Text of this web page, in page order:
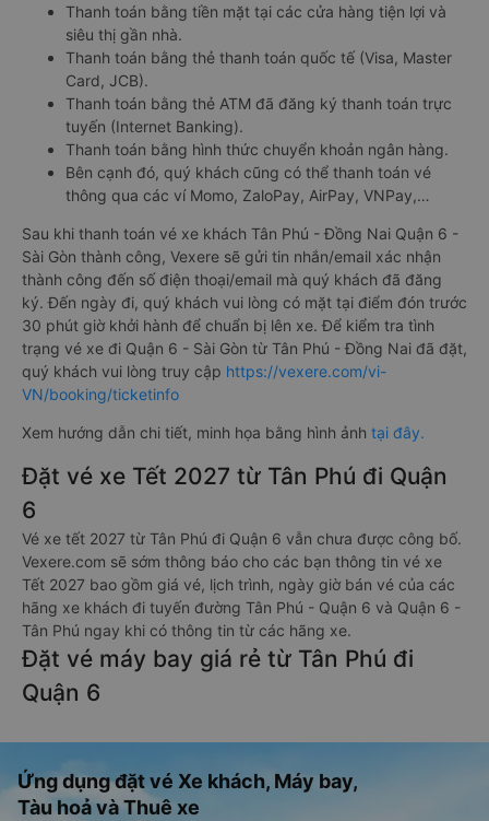
Thanh toán bằng tiền mặt tại các cửa hàng tiện lợi và
siêu thị gần nhà.
Thanh toán bằng thẻ thanh toán quốc tế (Visa, Master
Card, JCB).
Thanh toán bằng thẻ ATM đã đăng ký thanh toán trực
tuyến (Internet Banking).
Thanh toán bằng hình thức chuyển khoản ngân hàng.
Bên cạnh đó, quý khách cũng có thể thanh toán vé
thông qua các ví Momo, ZaloPay, AirPay, VNPay,…
Sau khi thanh toán vé xe khách Tân Phú - Đồng Nai Quận 6 -
Sài Gòn thành công, Vexere sẽ gửi tin nhắn/email xác nhận
thành công đến số điện thoại/email mà quý khách đã đăng
ký. Đến ngày đi, quý khách vui lòng có mặt tại điểm đón trước
30 phút giờ khởi hành để chuẩn bị lên xe. Để kiểm tra tình
trạng vé xe đi Quận 6 - Sài Gòn từ Tân Phú - Đồng Nai đã đặt,
quý khách vui lòng truy cập https://vexere.com/vi-
VN/booking/ticketinfo
Xem hướng dẫn chi tiết, minh họa bằng hình ảnh tại đây.
Đặt vé xe Tết 2027 từ Tân Phú đi Quận
6
Vé xe tết 2027 từ Tân Phú đi Quận 6 vẫn chưa được công bố.
Vexere.com sẽ sớm thông báo cho các bạn thông tin vé xe
Tết 2027 bao gồm giá vé, lịch trình, ngày giờ bán vé của các
hãng xe khách đi tuyến đường Tân Phú - Quận 6 và Quận 6 -
Tân Phú ngay khi có thông tin từ các hãng xe.
Đặt vé máy bay giá rẻ từ Tân Phú đi
Quận 6
Ứng dụng đặt vé Xe khách, Máy bay,
Tàu hoả và Thuê xe